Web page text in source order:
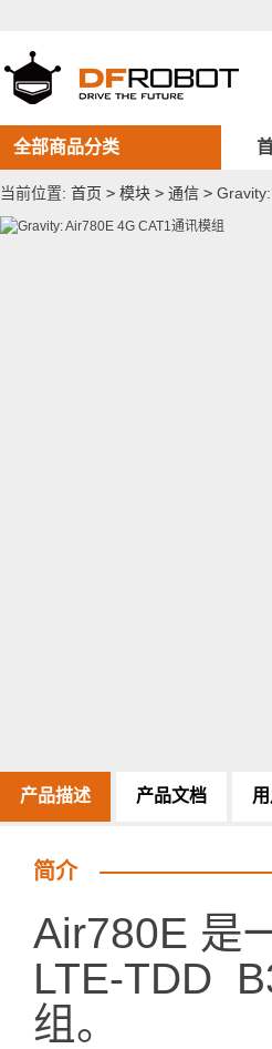
4G
CAT1
通
讯
模
组
全部商品分类
当前位置: 首页 > 模块 > 通信 >
产品描述 产品文档
简介
Air780E 是
LTE-TDD
组。